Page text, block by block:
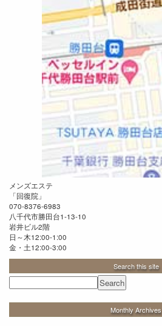
メンズエステ
「回復院 」
070-8376-6983
八千代市勝田台1-13-10
岩井ビル2階
日～木12:00-1:00
金・土12:00-3:00
Search this site
Monthly Archives